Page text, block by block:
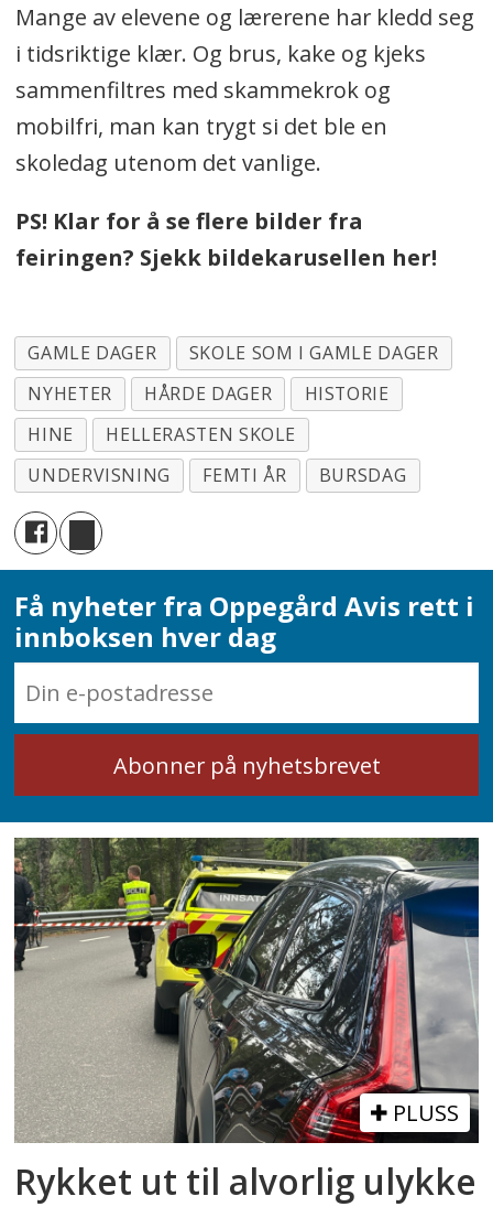
Mange av elevene og lærerene har kledd seg
i tidsriktige klær. Og brus, kake og kjeks
sammenfiltres med skammekrok og
mobilfri, man kan trygt si det ble en
skoledag utenom det vanlige.
PS! Klar for å se flere bilder fra
feiringen? Sjekk bildekarusellen her!
GAMLE DAGER
SKOLE SOM I GAMLE DAGER
NYHETER
HÅRDE DAGER
HISTORIE
HINE
HELLERASTEN SKOLE
UNDERVISNING
FEMTI ÅR BURSDAG
Få nyheter fra Oppegård Avis rett i
innboksen hver dag
PLUSS
Rykket ut til alvorlig ulykke